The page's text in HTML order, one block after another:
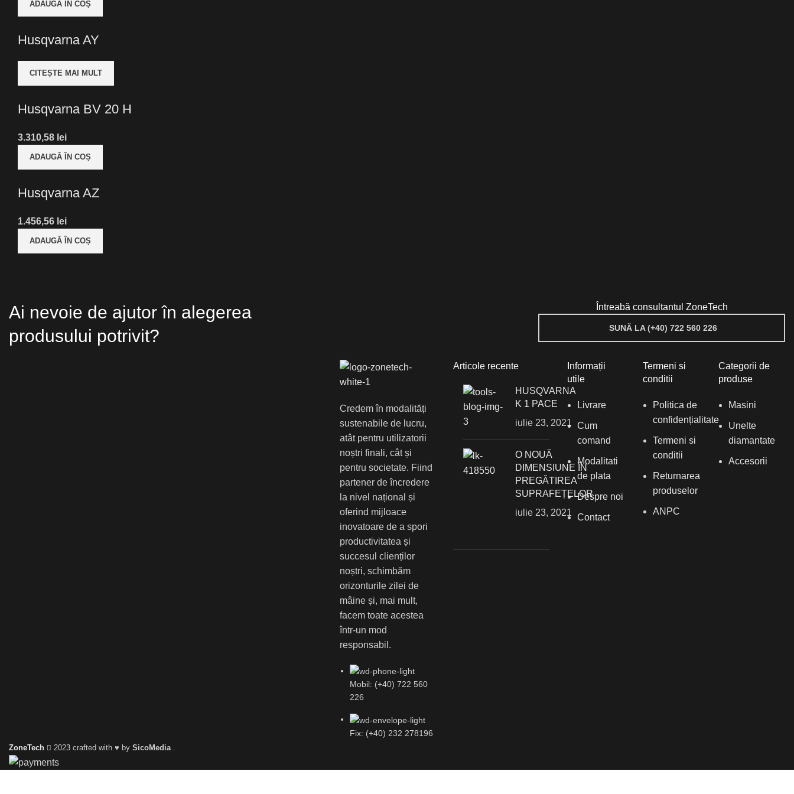
ADAUGĂ ÎN COȘ
Husqvarna AY
CITEȘTE MAI MULT
Husqvarna BV 20 H
lei
ADAUGĂ ÎN COȘ
Husqvarna AZ
lei
ADAUGĂ ÎN COȘ
Ai nevoie de ajutor în alegerea
produsului potrivit?
Întreabă consultantul ZoneTech
SUNĂ LA (+40) 722 560 226
Credem în modalități
sustenabile de lucru,
atât pentru utilizatorii
noștri finali, cât și
pentru societate. Fiind
partener de încredere
la nivel național și
oferind mijloace
inovatoare de a spori
productivitatea și
succesul clienților
noștri, schimbăm
orizonturile zilei de
mâine și, mai mult,
facem toate acestea
într-un mod
responsabil.
Mobil: (+40) 722 560
226
Fix: (+40) 232 278196
Articole recente
HUSQVARNA
K 1 PACE
iulie 23, 2021
О NOUĂ
DIMENSIUNE ÎN
PREGĂTIREA
SUPRAFEȚELOR
iulie 23, 2021
Informații
utile
Livrare
Cum
comand
Modalitati
de plata
Despre noi
Contact
Termeni si
conditii
Politica de
confidențialitate
Termeni si
conditii
Returnarea
produselor
ANPC
Categorii de
produse
Masini
Unelte
diamantate
Accesorii
ZoneTech 2023 crafted with ♥ by SicoMedia